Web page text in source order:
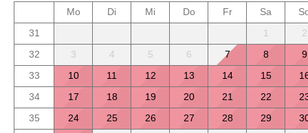
Mo
Di Mi Do Fr Sa
31
1
2
32
3 4 5 6 7 8
9
33
10 11 12 13 14 15
34
17 18 19 20 21 22
35
24 25 26 27 28 29